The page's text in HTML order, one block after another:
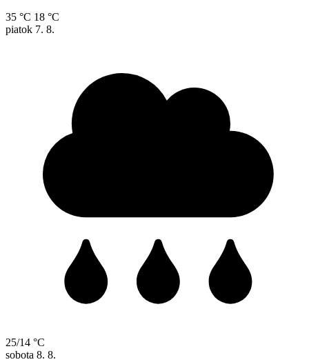
35 °C 18 °C
piatok 7. 8.
25/14 °C
sobota 8. 8.